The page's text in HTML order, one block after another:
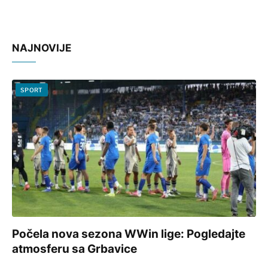
NAJNOVIJE
SPORT
Počela nova sezona WWin lige: Pogledajte
atmosferu sa Grbavice